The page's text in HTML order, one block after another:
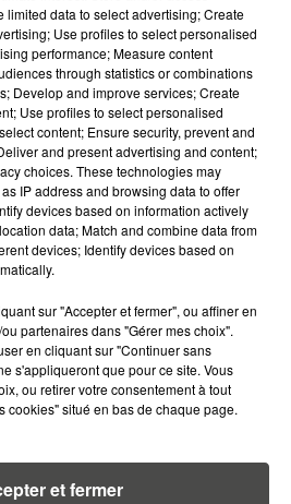
PERD...
2026
DE FRANCE : LE GRAND
QUI ATTEND ZINÉDINE
À...
2026
À NANTES, LE FUTUR
D'EAU FRANÇAIS
SON ENVOL
MARÉES DE L'ÉTÉ :
CIRÉS JAUNES ET
2026
limited data to select advertising; Create
Use profiles to select personalised
performance; Measure content
through statistics or combinations
Develop and improve services; Create
Use profiles to select personalised
content; Ensure security, prevent and
and present advertising and content;
choices. These technologies may
IP address and browsing data to offer
devices based on information actively
data; Match and combine data from
devices; Identify devices based on
sur "Accepter et fermer", ou affiner en
partenaires dans "Gérer mes choix".
en cliquant sur "Continuer sans
s'appliqueront que pour ce site. Vous
ou retirer votre consentement à tout
cookies" situé en bas de chaque page.
et fermer